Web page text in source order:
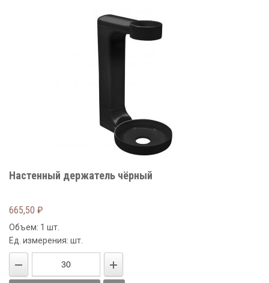
Настенный держатель чёрный
665,50 ₽
Объем: 1 шт.
Ед. измерения: шт.